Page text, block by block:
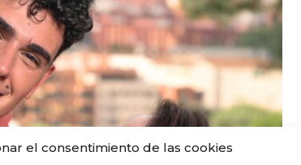
el consentimiento de las cookies